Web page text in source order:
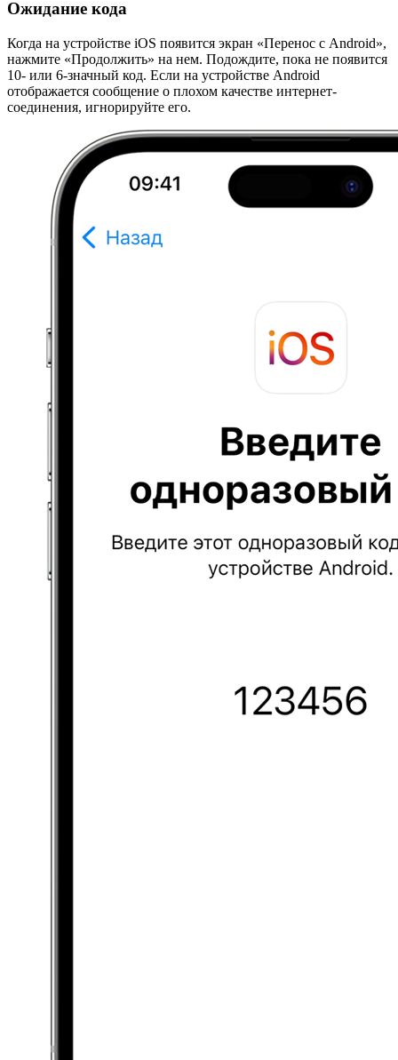
Ожидание кода
Когда на устройстве iOS появится экран «Перенос с Android»,
нажмите «Продолжить» на нем. Подождите, пока не появится
10- или 6-значный код. Если на устройстве Android
отображается сообщение о плохом качестве интернет-
соединения, игнорируйте его.